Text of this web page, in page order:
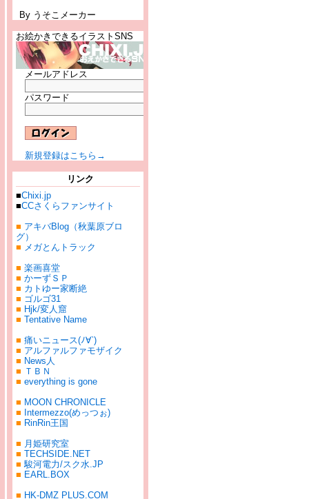
By うそこメーカー
お絵かきできるイラストSNS
メールアドレス
パスワード
新規登録はこちら→
リンク
■Chixi.jp
■CCさくらファンサイト
■ アキバBlog（秋葉原ブロ
グ）
■ メガとんトラック
■ 楽画喜堂
■ かーずＳＰ
■ カトゆー家断絶
■ ゴルゴ31
■ Hjk/変人窟
■ Tentative Name
■ 痛いニュース(ﾉ∀`)
■ アルファルファモザイク
■ News人
■ ＴＢＮ
■ everything is gone
■ MOON CHRONICLE
■ Intermezzo(めっつぉ)
■ RinRin王国
■ 月姫研究室
■ TECHSIDE.NET
■駿河電力/スク水.JP
■ EARL.BOX
■ HK-DMZ PLUS.COM